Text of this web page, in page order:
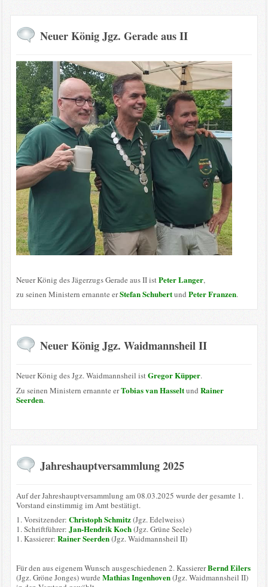
Neuer König Jgz. Gerade aus II
Neuer König des Jägerzugs Gerade aus II istPeter Langer,
zu seinen Ministern ernannte erStefan Schubertund Peter Franzen.
Neuer König Jgz. Waidmannsheil II
Neuer König des Jgz. Waidmannsheil istGregor Küpper.
Zu seinen Ministern ernannte erTobias van Hasseltund Rainer
Seerden.
Jahreshauptversammlung 2025
Auf der Jahreshauptversammlung am 08.03.2025 wurde der gesamte 1.
Vorstand einstimmig im Amt bestätigt.
1. Vorsitzender: Christoph Schmitz(Jgz. Edelweiss)
1. Schriftführer: Jan-Hendrik Koch(Jgz. Grüne Seele)
1. Kassierer: Rainer Seerden(Jgz. Waidmannsheil II)
Für den aus eigenem Wunsch ausgeschiedenen 2. KassiererBernd Eilers
(Jgz. Gröne Jonges) wurde Mathias Ingenhoven(Jgz. Waidmannsheil II)